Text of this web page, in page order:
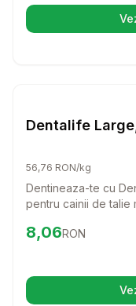
Dentalife
56,76 RON/kg
Dentineaza-te cu
pentru cainii de talie
excelenta si dinti
Preț:8.06
8,06RON